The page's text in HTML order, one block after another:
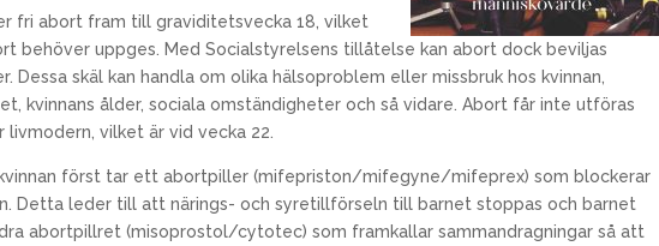
fri abort fram till graviditetsvecka 18, vilket
behöver uppges. Med Socialstyrelsens tillåtelse kan abort dock beviljas
Dessa skäl kan handla om olika hälsoproblem eller missbruk hos kvinnan,
kvinnans ålder, sociala omständigheter och så vidare. Abort får inte utföras
vilket är vid vecka 22.
först tar ett abortpiller (mifepriston/mifegyne/mifeprex) som blockerar
Detta leder till att närings- och syretillförseln till barnet stoppas och barnet
abortpillret (misoprostol/cytotec) som framkallar sammandragningar så att